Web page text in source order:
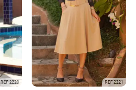
REF 2220 REF 2221